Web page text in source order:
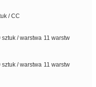
/ CC
sztuk / warstwa 11 warstw
sztuk / warstwa 11 warstw